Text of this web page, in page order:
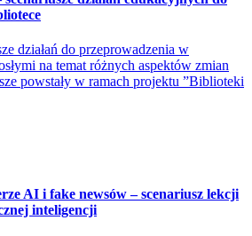
działań do przeprowadzenia w
na temat różnych aspektów zmian
powstały w ramach projektu ”Biblioteki
AI i fake newsów – scenariusz lekcji
inteligencji